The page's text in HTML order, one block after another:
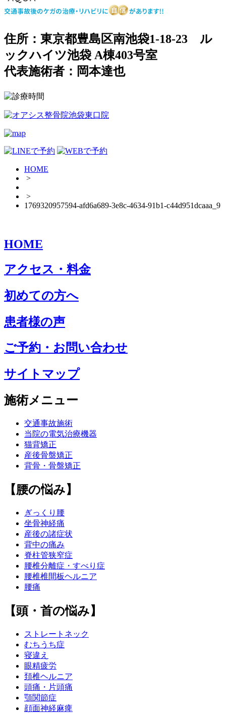
住所：東京都豊島区南池袋1-18-23 ル
ックハイツ池袋 A棟403号室
代表施術者：岡本達也
HOME
>
>
1769320957594-afd6a689-3e8c-4634-91b1-c44d951dcaaa_9
HOME
アクセス・料金
初めての方へ
患者様の声
ご予約・お問い合わせ
サイトマップ
施術メニュー
交通事故施術
当院の電気治療機器
猫背矯正
産後骨盤矯正
背骨・骨盤矯正
【腰の悩み】
ぎっくり腰
坐骨神経痛
産後の諸症状
背中の痛み
脊柱管狭窄症
腰椎分離症・すべり症
腰椎椎間板ヘルニア
腰痛
【頭・首の悩み】
ストレートネック
むちうち症
寝違え
眼精疲労
頚椎ヘルニア
頭痛・片頭痛
顎関節症
顔面神経麻痺